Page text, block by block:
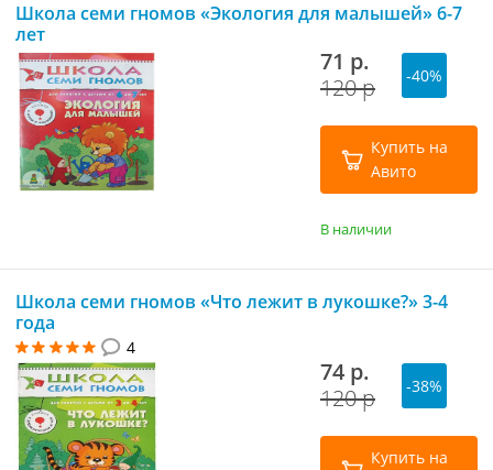
Школа семи гномов «Экология для малышей» 6-7
лет
71 р.
120 р
-40%
Купить на
Авито
В наличии
Школа семи гномов «Что лежит в лукошке?» 3-4
года
4
74 р.
120 р
-38%
Купить на